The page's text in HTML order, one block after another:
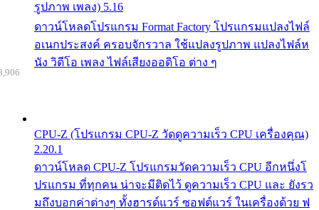
รูปภาพ เพลง) 5.16
ดาวน์โหลดโปรแกรม Format Factory โปรแกรมแปลงไฟล์
อเนกประสงค์ ครอบจักรวาล ใช้แปลงรูปภาพ แปลงไฟล์ห
นัง วิดีโอ เพลง ไฟล์เสียงออดิโอ ต่าง ๆ
CPU-Z (โปรแกรม CPU-Z วัดดูความเร็ว CPU เครื่องคุณ)
2.20.1
ดาวน์โหลด CPU-Z โปรแกรมวัดความเร็ว CPU อีกหนึ่งโ
ปรแกรม ที่ทุกคน น่าจะมีติดไว้ ดูความเร็ว CPU และ ยังรว
มถึงบอกค่าต่างๆ ทั้งฮารด์แวร์ ซอฟต์แวร์ ในเครื่องด้วย ฟ